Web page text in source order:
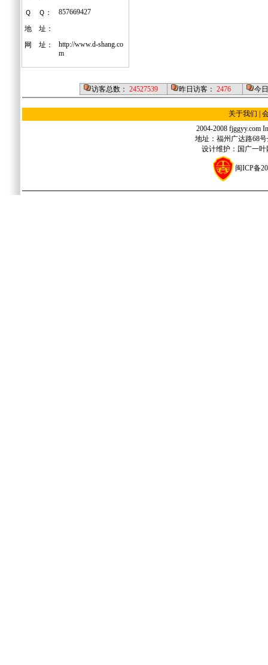
Ｑ Ｑ：
857669427
地 址：
网 址：
http://www.d-shang.co
m
访客总数： 24527539 昨日访客： 2476 今
关于我们
2004-2008 fjggyy.com
地址：福州广达路68
设计维护：国广一叶
闽ICP备